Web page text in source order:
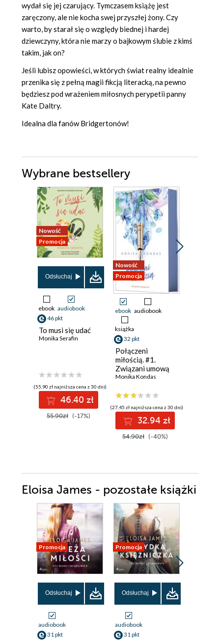
wydał się jej czarujący. Tymczasem książę jest
zaręczony, ale nie kocha swej przyszłej żony. Czy
warto, by starał się o względy biednej i hardej
dziewczyny, która nie marzy o bajkowym ślubie z kimś
takim, jak on?
Jeśli lubisz opowieści, w których świat realny idealnie
przenika się z pełną magii fikcją literacką, na pewno
będziesz pod wrażeniem miłosnych perypetii panny
Kate Daltry.
Idealna dla fanów Bridgertonów!
Wybrane bestsellery
Nowość
Promocja
Odsłuchaj
ebook audiobook
46 pkt
To musi się udać
Monika Serafin
(55,90 zł najniższa cena z 30 dni)
46.40 zł
55.90zł (-17%)
Nowość
Promocja
ebook audiobook
książka
32 pkt
Połączeni
miłością. #1.
Związani umową
Monika Kondas
(27,45 zł najniższa cena z 30 dni)
32.94 zł
54.90zł (-40%)
Eloisa James - pozostałe książki
Promocja
Odsłuchaj
audiobook
31 pkt
Promocja
Odsłuchaj
audiobook
31 pkt